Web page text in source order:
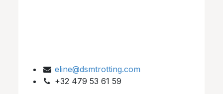
eline@dsmtrotting.com
+32 479 53 61 59